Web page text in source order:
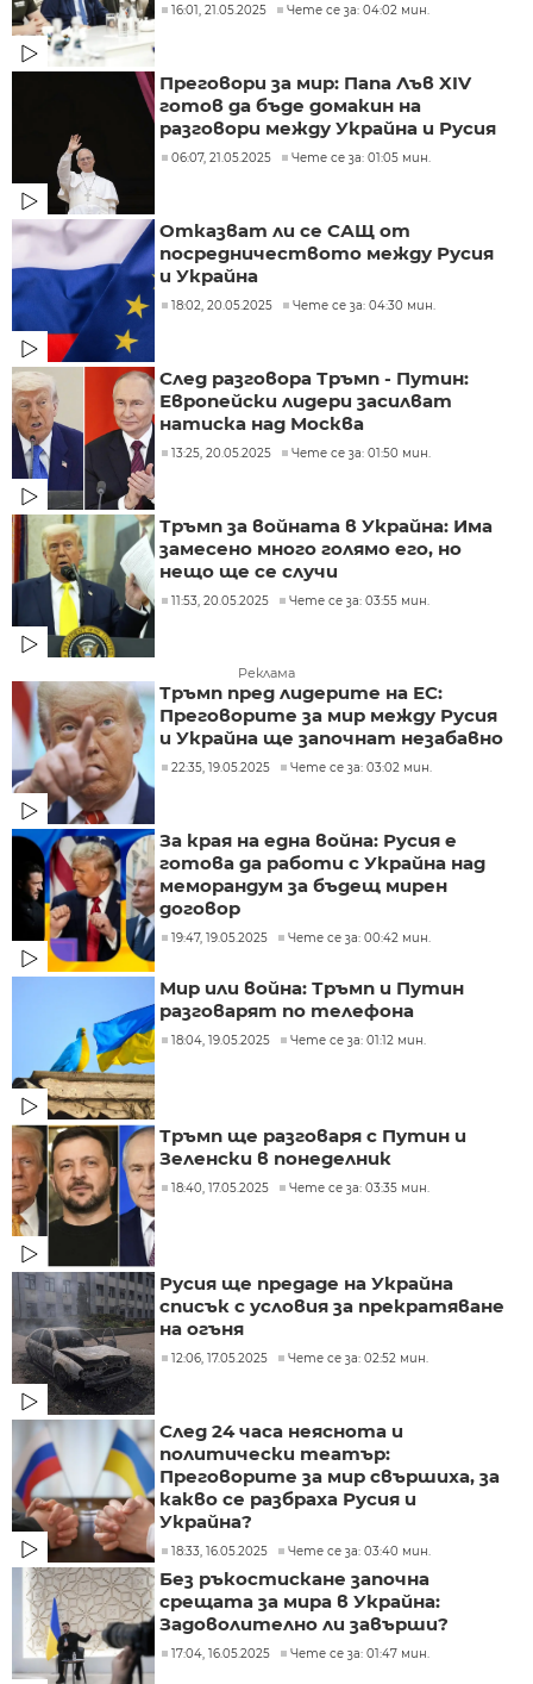
16:01, 21.05.2025 Чете се за: 04:02 мин.
Преговори за мир: Папа Лъв XIV
готов да бъде домакин на
разговори между Украйна и Русия
06:07, 21.05.2025 Чете се за: 01:05 мин.
Отказват ли се САЩ от
посредничеството между Русия
и Украйна
18:02, 20.05.2025 Чете се за: 04:30 мин.
След разговора Тръмп - Путин:
Европейски лидери засилват
натиска над Москва
13:25, 20.05.2025 Чете се за: 01:50 мин.
Тръмп за войната в Украйна: Има
замесено много голямо его, но
нещо ще се случи
11:53, 20.05.2025 Чете се за: 03:55 мин.
Реклама
Тръмп пред лидерите на ЕС:
Преговорите за мир между Русия
и Украйна ще започнат незабавно
22:35, 19.05.2025 Чете се за: 03:02 мин.
За края на една война: Русия е
готова да работи с Украйна над
меморандум за бъдещ мирен
договор
19:47, 19.05.2025 Чете се за: 00:42 мин.
Мир или война: Тръмп и Путин
разговарят по телефона
18:04, 19.05.2025 Чете се за: 01:12 мин.
Тръмп ще разговаря с Путин и
Зеленски в понеделник
18:40, 17.05.2025 Чете се за: 03:35 мин.
Русия ще предаде на Украйна
списък с условия за прекратяване
на огъня
12:06, 17.05.2025 Чете се за: 02:52 мин.
След 24 часа неяснота и
политически театър:
Преговорите за мир свършиха, за
какво се разбраха Русия и
Украйна?
18:33, 16.05.2025 Чете се за: 03:40 мин.
Без ръкостискане започна
срещата за мира в Украйна:
Задоволително ли завърши?
17:04, 16.05.2025 Чете се за: 01:47 мин.